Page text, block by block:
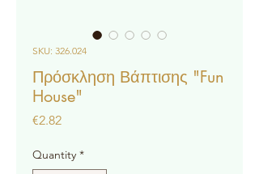
SKU: 326.024
Πρόσκληση Βάπτισης "Fun
House"
€2.82Price
Quantity *